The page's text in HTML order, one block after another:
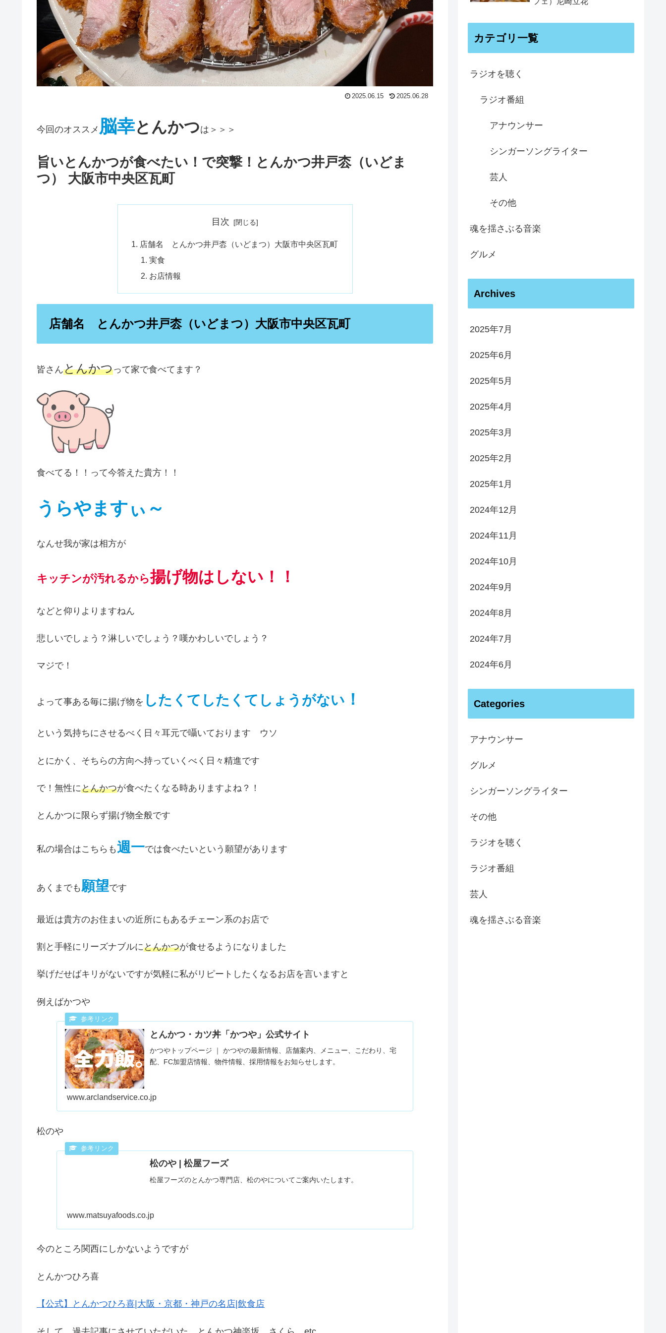
2025.06.15 2025.06.28
今回のオススメ 脳幸とんかつは＞＞＞
旨いとんかつが食べたい！で突撃！とんかつ井戸枩（いどま
つ） 大阪市中央区瓦町
目次
店舗名 とんかつ井戸枩（いどまつ）大阪市中央区瓦町
実食
お店情報
店舗名 とんかつ井戸枩（いどまつ）大阪市中央区瓦町
皆さんとんかつって家で食べてます？
食べてる！！って今答えた貴方！！
うらやますぃ～
なんせ我が家は相方が
キッチンが汚れるから揚げ物はしない！！
などと仰りよりますねん
悲しいでしょう？淋しいでしょう？嘆かわしいでしょう？
マジで！
よって事ある毎に揚げ物を したくてしたくてしょうがない ！
という気持ちにさせるべく日々耳元で囁いております ウソ
とにかく、そちらの方向へ持っていくべく日々精進です
で！無性にとんかつが食べたくなる時ありますよね？！
とんかつに限らず揚げ物全般です
私の場合はこちらも 週一では食べたいという願望があります
あくまでも 願望です
最近は貴方のお住まいの近所にもあるチェーン系のお店で
割と手軽にリーズナブルにとんかつが食せるようになりました
挙げだせばキリがないですが気軽に私がリピートしたくなるお店を言いますと
例えばかつや
とんかつ・カツ丼「かつや」公式サイト
かつやトップページ ｜ かつやの最新情報、店舗案内、メニュー、こだわり、宅
配、FC加盟店情報、物件情報、採用情報をお知らせします。
www.arclandservice.co.jp
松のや
松のや | 松屋フーズ
松屋フーズのとんかつ専門店、松のやについてご案内いたします。
www.matsuyafoods.co.jp
今のところ関西にしかないようですが
とんかつひろ喜
【公式】とんかつひろ喜|大阪・京都・神戸の名店|飲食店
カテゴリ一覧
ラジオを聴く
ラジオ番組
アナウンサー
シンガーソングライター
芸人
その他
魂を揺さぶる音楽
グルメ
Archives
2025年7月
2025年6月
2025年5月
2025年4月
2025年3月
2025年2月
2025年1月
2024年12月
2024年11月
2024年10月
2024年9月
2024年8月
2024年7月
2024年6月
Categories
アナウンサー
グルメ
シンガーソングライター
その他
ラジオを聴く
ラジオ番組
芸人
魂を揺さぶる音楽